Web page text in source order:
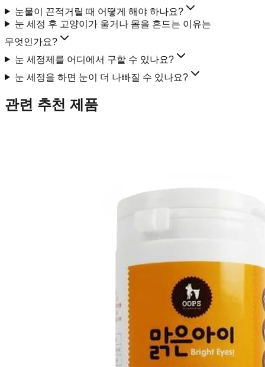
눈물이 끈적거릴 때 어떻게 해야 하나요?
눈 세정 후 고양이가 울거나 몸을 흔드는 이유는
무엇인가요?
눈 세정제를 어디에서 구할 수 있나요?
눈 세정을 하면 눈이 더 나빠질 수 있나요?
관련 추천 제품